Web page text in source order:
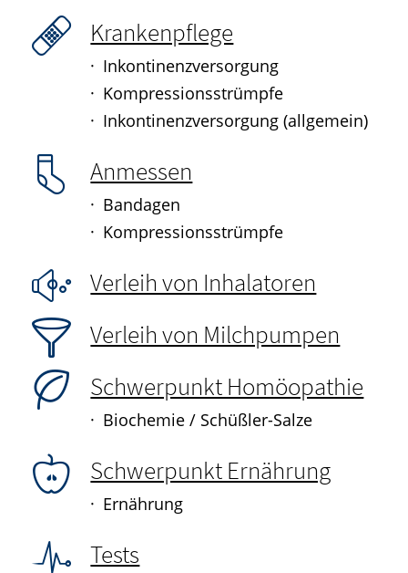
Krankenpflege
Inkontinenzversorgung
Kompressionsstrümpfe
Inkontinenzversorgung (allgemein)
Anmessen
Bandagen
Kompressionsstrümpfe
Verleih von Inhalatoren
Verleih von Milchpumpen
Schwerpunkt Homöopathie
Biochemie / Schüßler-Salze
Schwerpunkt Ernährung
Ernährung
Tests